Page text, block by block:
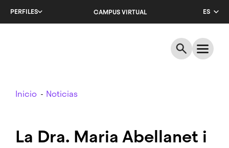
PERFILES CAMPUS VIRTUAL
ES
EN
Breadcrumb
Inicio Noticias
La Dra. Maria Abellanet i